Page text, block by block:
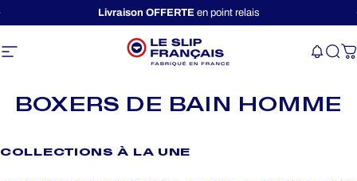
Passer au contenuLivraison OFFERTEen point relais
Diaporama Pause
Navigation Le Slip Français
BOXERS DE BAIN HOMME
COLLECTIONS À LA UNE